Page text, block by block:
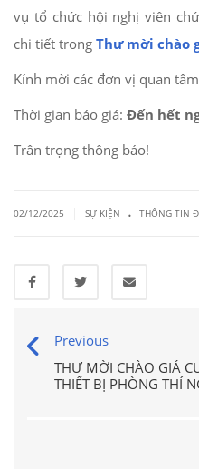
vụ tổ chức hội nghị viên
chi tiết trong Thư mời chào
Kính mời các đơn vị quan
Thời gian báo giá: Đến hết
Trân trọng thông báo!
02/12/2025 SỰ KIỆN . THÔNG TIN
Previous
THƯ MỜI CHÀO GIÁ
THIẾT BỊ PHÒNG THÍ